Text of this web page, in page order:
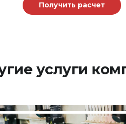
Получить расчет
услуги